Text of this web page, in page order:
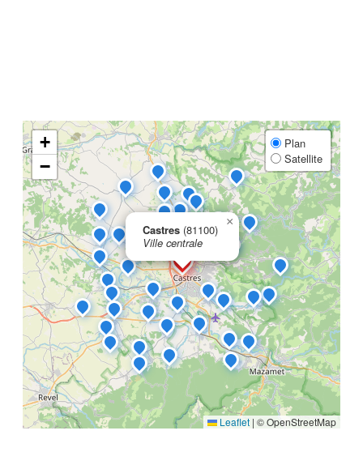
Castres (81100)
Ville centrale
×
+
−
Plan
Satellite
Leaflet | © OpenStreetMap